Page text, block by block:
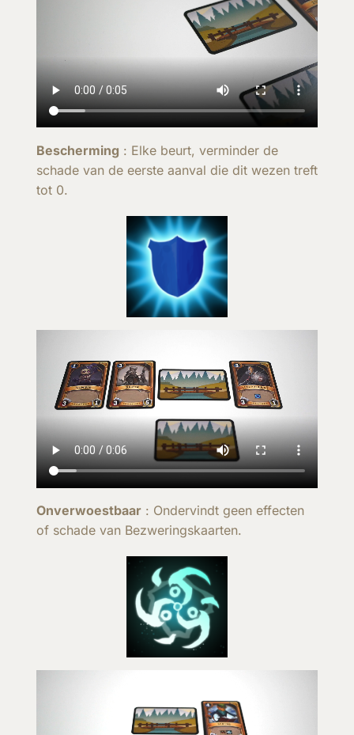
Bescherming : Elke beurt, verminder de
schade van de eerste aanval die dit wezen treft
tot 0.
Onverwoestbaar : Ondervindt geen effecten
of schade van Bezweringskaarten.